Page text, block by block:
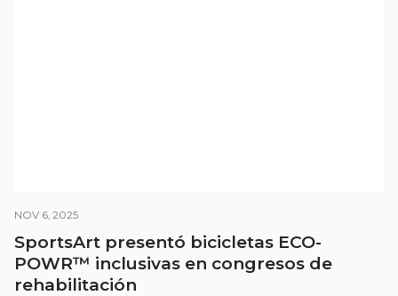
NOV 6, 2025
SportsArt presentó bicicletas ECO-
POWR™ inclusivas en congresos de
rehabilitación